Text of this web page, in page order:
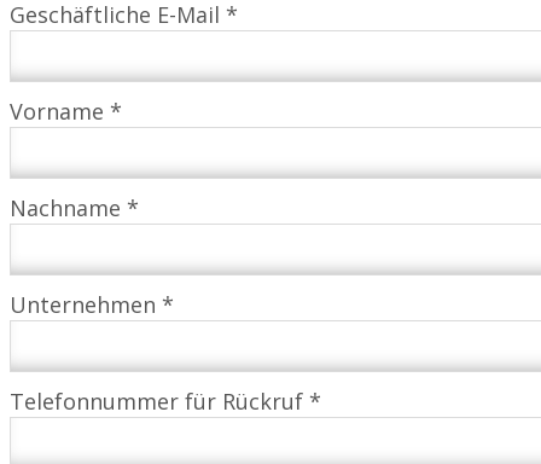
Geschäftliche E-Mail *
Vorname *
Nachname *
Unternehmen *
Telefonnummer für Rückruf *